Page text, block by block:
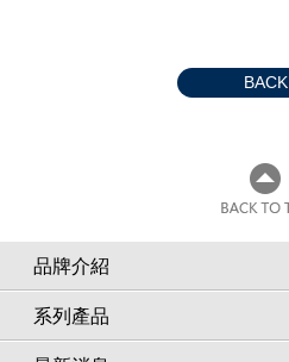
BACK
品牌介紹
系列產品